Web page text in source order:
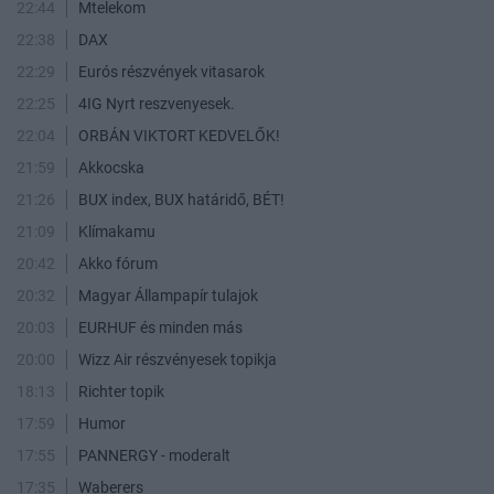
22:44
Mtelekom
22:38
DAX
22:29
Eurós részvények vitasarok
22:25
4IG Nyrt reszvenyesek.
22:04
ORBÁN VIKTORT KEDVELŐK!
21:59
Akkocska
21:26
BUX index, BUX határidő, BÉT!
21:09
Klímakamu
20:42
Akko fórum
20:32
Magyar Állampapír tulajok
20:03
EURHUF és minden más
20:00
Wizz Air részvényesek topikja
18:13
Richter topik
17:59
Humor
17:55
PANNERGY - moderalt
17:35
Waberers